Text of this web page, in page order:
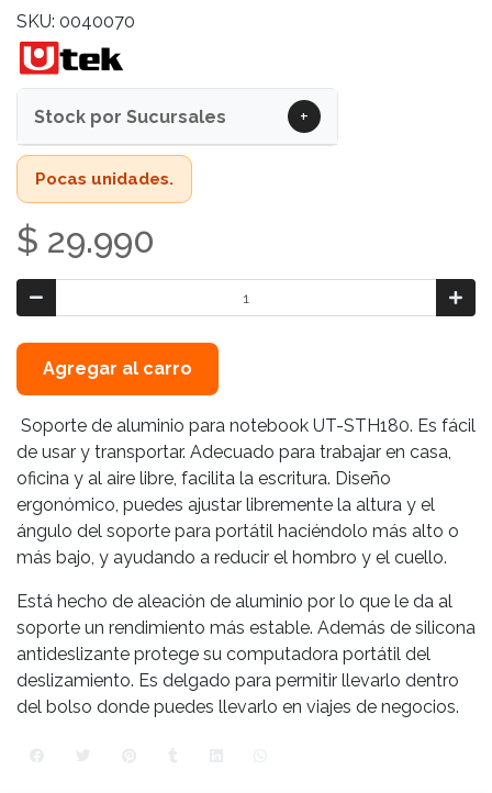
SKU: 0040070
Stock por Sucursales +
Pocas unidades.
$ 29.990
Agregar al carro
Soporte de aluminio para notebook UT-STH180. Es fácil
de usar y transportar. Adecuado para trabajar en casa,
oficina y al aire libre, facilita la escritura. Diseño
ergonómico, puedes ajustar libremente la altura y el
ángulo del soporte para portátil haciéndolo más alto o
más bajo, y ayudando a reducir el hombro y el cuello.
Está hecho de aleación de aluminio por lo que le da al
soporte un rendimiento más estable. Además de silicona
antideslizante protege su computadora portátil del
deslizamiento. Es delgado para permitir llevarlo dentro
del bolso donde puedes llevarlo en viajes de negocios.